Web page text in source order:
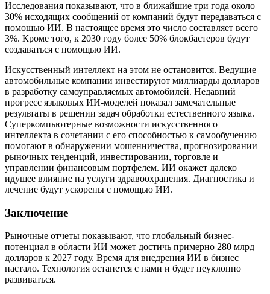
Исследования показывают, что в ближайшие три года около
30% исходящих сообщений от компаний будут передаваться с
помощью ИИ. В настоящее время это число составляет всего
3%. Кроме того, к 2030 году более 50% блокбастеров будут
создаваться с помощью ИИ.
Искусственный интеллект на этом не остановится. Ведущие
автомобильные компании инвестируют миллиарды долларов
в разработку самоуправляемых автомобилей. Недавний
прогресс языковых ИИ-моделей показал замечательные
результаты в решении задач обработки естественного языка.
Суперкомпьютерные возможности искусственного
интеллекта в сочетании с его способностью к самообучению
помогают в обнаружении мошенничества, прогнозировании
рыночных тенденций, инвестировании, торговле и
управлении финансовым портфелем. ИИ окажет далеко
идущее влияние на услуги здравоохранения. Диагностика и
лечение будут ускорены с помощью ИИ.
Заключение
Рыночные отчеты показывают, что глобальный бизнес-
потенциал в области ИИ может достичь примерно 280 млрд
долларов к 2027 году. Время для внедрения ИИ в бизнес
настало. Технология останется с нами и будет неуклонно
развиваться.